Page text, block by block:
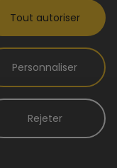
Rejeter
Personnaliser
Tout autoriser